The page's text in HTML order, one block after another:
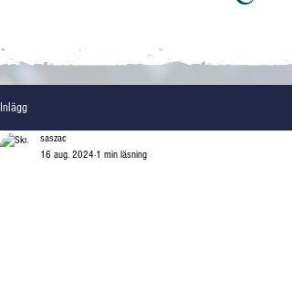
Inlägg
saszac
16 aug. 2024 1 min läsning